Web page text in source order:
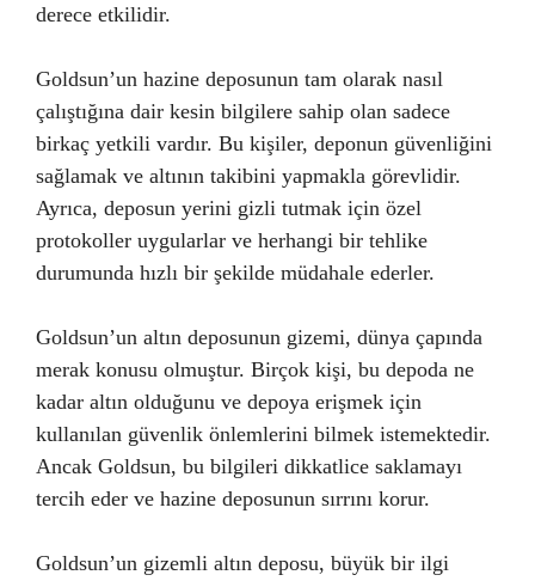
derece etkilidir.
Goldsun’un hazine deposunun tam olarak nasıl
çalıştığına dair kesin bilgilere sahip olan sadece
birkaç yetkili vardır. Bu kişiler, deponun güvenliğini
sağlamak ve altının takibini yapmakla görevlidir.
Ayrıca, deposun yerini gizli tutmak için özel
protokoller uygularlar ve herhangi bir tehlike
durumunda hızlı bir şekilde müdahale ederler.
Goldsun’un altın deposunun gizemi, dünya çapında
merak konusu olmuştur. Birçok kişi, bu depoda ne
kadar altın olduğunu ve depoya erişmek için
kullanılan güvenlik önlemlerini bilmek istemektedir.
Ancak Goldsun, bu bilgileri dikkatlice saklamayı
tercih eder ve hazine deposunun sırrını korur.
Goldsun’un gizemli altın deposu, büyük bir ilgi